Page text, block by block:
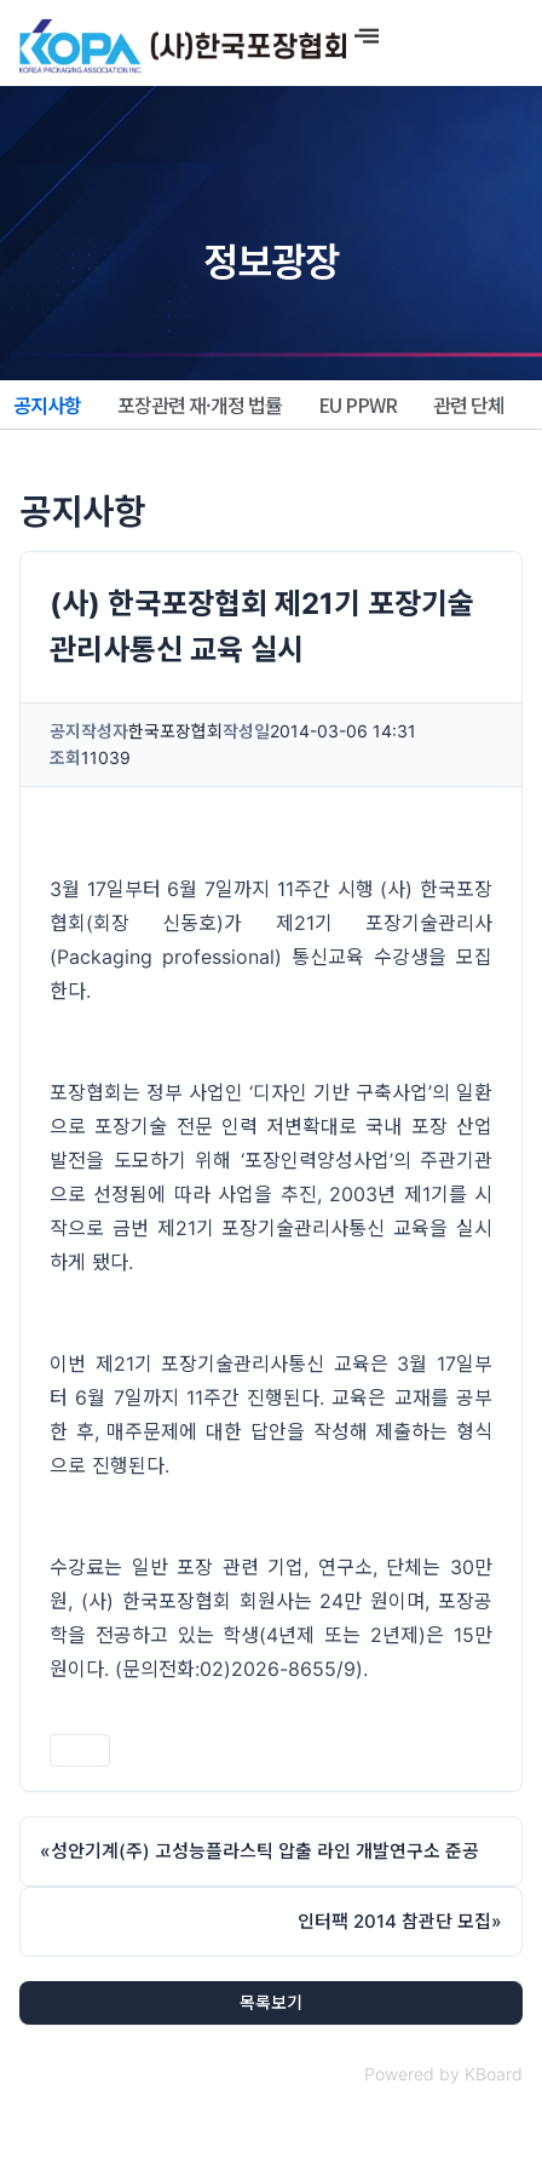
너
정보광장
공지사항 포장관련 재·개정 법률 EU PPWR 관련 단체
공지사항
(사) 한국포장협회 제21기 포장기술
관리사통신 교육 실시
공지 작성자한국포장협회작성일2014-03-06 14:31
조회 11039
3월 17일부터 6월 7일까지 11주간 시행 (사) 한국포장
협회(회장 신동호)가 제21기 포장기술관리사
(Packaging professional) 통신교육 수강생을 모집
한다.
포장협회는 정부 사업인 ‘디자인 기반 구축사업’의 일환
으로 포장기술 전문 인력 저변확대로 국내 포장 산업
발전을 도모하기 위해 ‘포장인력양성사업’의 주관기관
으로 선정됨에 따라 사업을 추진, 2003년 제1기를 시
작으로 금번 제21기 포장기술관리사통신 교육을 실시
하게 됐다.
이번 제21기 포장기술관리사통신 교육은 3월 17일부
터 6월 7일까지 11주간 진행된다. 교육은 교재를 공부
한 후, 매주문제에 대한 답안을 작성해 제출하는 형식
으로 진행된다.
수강료는 일반 포장 관련 기업, 연구소, 단체는 30만
원, (사) 한국포장협회 회원사는 24만 원이며, 포장공
학을 전공하고 있는 학생(4년제 또는 2년제)은 15만
원이다. (문의전화:02)2026-8655/9).
«성안기계(주) 고성능플라스틱 압출 라인 개발연구소 준공
인터팩 2014 참관단 모집»
목록보기
Powered by KBoard